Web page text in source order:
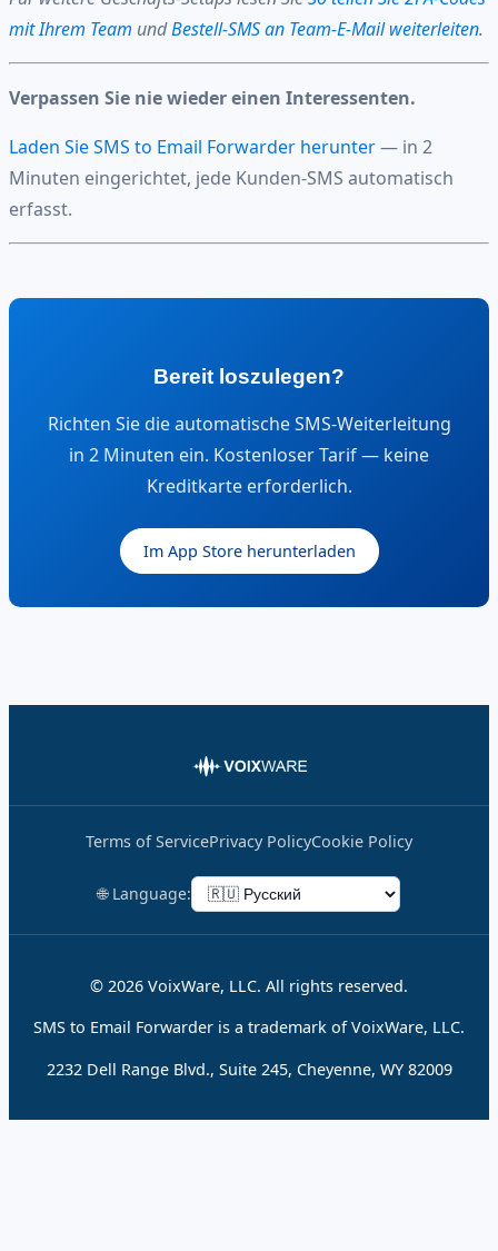
mit Ihrem Team undBestell-SMS an Team-E-Mail weiterleiten.
Verpassen Sie nie wieder einen Interessenten.
Laden Sie SMS to Email Forwarder herunter— in 2
Minuten eingerichtet, jede Kunden-SMS automatisch
erfasst.
Bereit loszulegen?
Richten Sie die automatische SMS-Weiterleitung
in 2 Minuten ein. Kostenloser Tarif — keine
Kreditkarte erforderlich.
Im App Store herunterladen
Terms of ServicePrivacy PolicyCookie Policy
🌐 Language:
© 2026 VoixWare, LLC. All rights reserved.
SMS to Email Forwarder is a trademark of VoixWare, LLC.
2232 Dell Range Blvd., Suite 245, Cheyenne, WY 82009